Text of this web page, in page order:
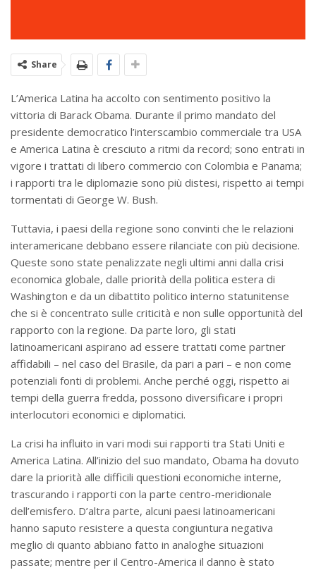
Share
L’America Latina ha accolto con sentimento positivo la
vittoria di Barack Obama. Durante il primo mandato del
presidente democratico l’interscambio commerciale tra USA
e America Latina è cresciuto a ritmi da record; sono entrati in
vigore i trattati di libero commercio con Colombia e Panama;
i rapporti tra le diplomazie sono più distesi, rispetto ai tempi
tormentati di George W. Bush.
Tuttavia, i paesi della regione sono convinti che le relazioni
interamericane debbano essere rilanciate con più decisione.
Queste sono state penalizzate negli ultimi anni dalla crisi
economica globale, dalle priorità della politica estera di
Washington e da un dibattito politico interno statunitense
che si è concentrato sulle criticità e non sulle opportunità del
rapporto con la regione. Da parte loro, gli stati
latinoamericani aspirano ad essere trattati come partner
affidabili – nel caso del Brasile, da pari a pari – e non come
potenziali fonti di problemi. Anche perché oggi, rispetto ai
tempi della guerra fredda, possono diversificare i propri
interlocutori economici e diplomatici.
La crisi ha influito in vari modi sui rapporti tra Stati Uniti e
America Latina. All’inizio del suo mandato, Obama ha dovuto
dare la priorità alle difficili questioni economiche interne,
trascurando i rapporti con la parte centro-meridionale
dell’emisfero. D’altra parte, alcuni paesi latinoamericani
hanno saputo resistere a questa congiuntura negativa
meglio di quanto abbiano fatto in analoghe situazioni
passate; mentre per il Centro-America il danno è stato